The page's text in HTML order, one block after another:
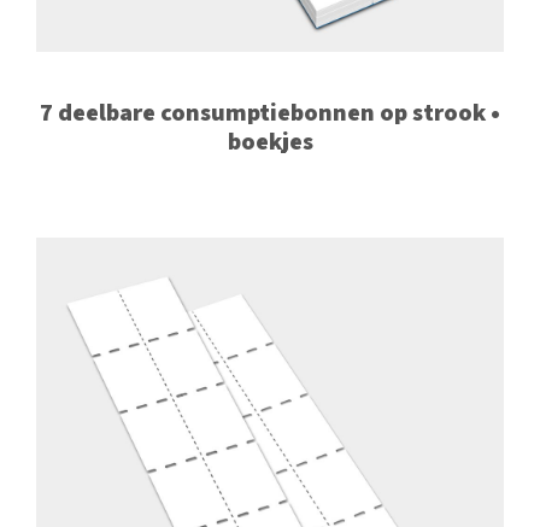
7 deelbare consumptiebonnen op strook •
boekjes